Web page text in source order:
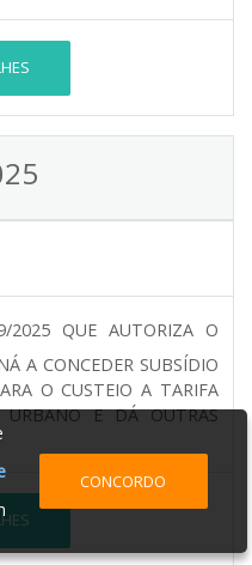
2025 QUE AUTORIZA O
A CONCEDER SUBSÍDIO
O CUSTEIO A TARIFA
URBANO E DÁ OUTRAS
CONCORDO